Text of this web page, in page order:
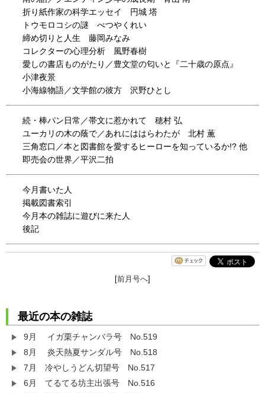
折り紙作家の科学エッセイ 円城 塔
トウモロコシの謎 べつやくれい
締め切りと人生 藤岡みなみ
コレクターの心理分析 風野春樹
愛しの書店ものがたり／豊文堂の匂いと『二十歳の原点』
小津夜景
小海線物語／文学館の彼方 沢野ひとし
続・棒パン日常／帯文に惹かれて 穂村 弘
ユーカリの木の蔭で／あれにははらわたが 北村 薫
三角窓口／本と図書館を愛するヒーローを知っているか!? 他
即売会の世界／平沢二拍
今月書いた人
掲載図書索引
今月本の雑誌に遊びに来た人
後記
[前月号へ]
最近の本の雑誌
9月 イガ栗チャンバラ号 No.519
8月 炎天熱夏サンダル号 No.518
7月 冷やしうどん切望号 No.517
6月 てるてる坊主出張号 No.516